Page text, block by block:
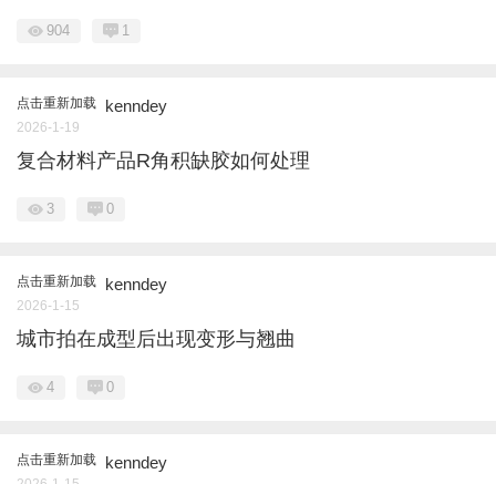
904 1
点击重新加载 kenndey
2026-1-19
复合材料产品R角积缺胶如何处理
3 0
点击重新加载 kenndey
2026-1-15
城市拍在成型后出现变形与翘曲
4 0
点击重新加载 kenndey